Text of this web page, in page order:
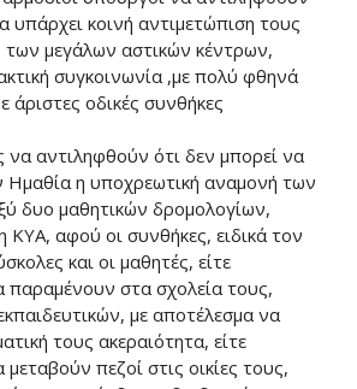
υπάρχει κοινή αντιμετώπιση τους
των μεγάλων αστικών κέντρων,
συγκοινωνία ,με πολύ φθηνά
άριστες οδικές συνθήκες
να αντιληφθούν ότι δεν μπορεί να
Ημαθία η υποχρεωτική αναμονή των
δυο μαθητικών δρομολογίων,
ΚΥΑ, αφού οι συνθήκες, ειδικά τον
και οι μαθητές, είτε
παραμένουν στα σχολεία τους,
με αποτέλεσμα να
τους ακεραιότητα, είτε
πεζοί στις οικίες τους,